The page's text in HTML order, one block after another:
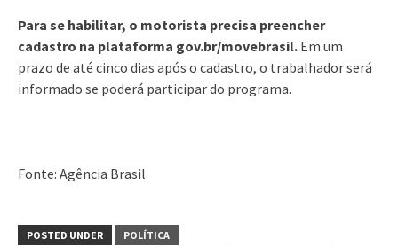
Para se habilitar, o motorista precisa preencher
cadastro na plataforma gov.br/movebrasil. Em um
prazo de até cinco dias após o cadastro, o trabalhador será
informado se poderá participar do programa.
Fonte: Agência Brasil.
POSTED UNDER
POLÍTICA